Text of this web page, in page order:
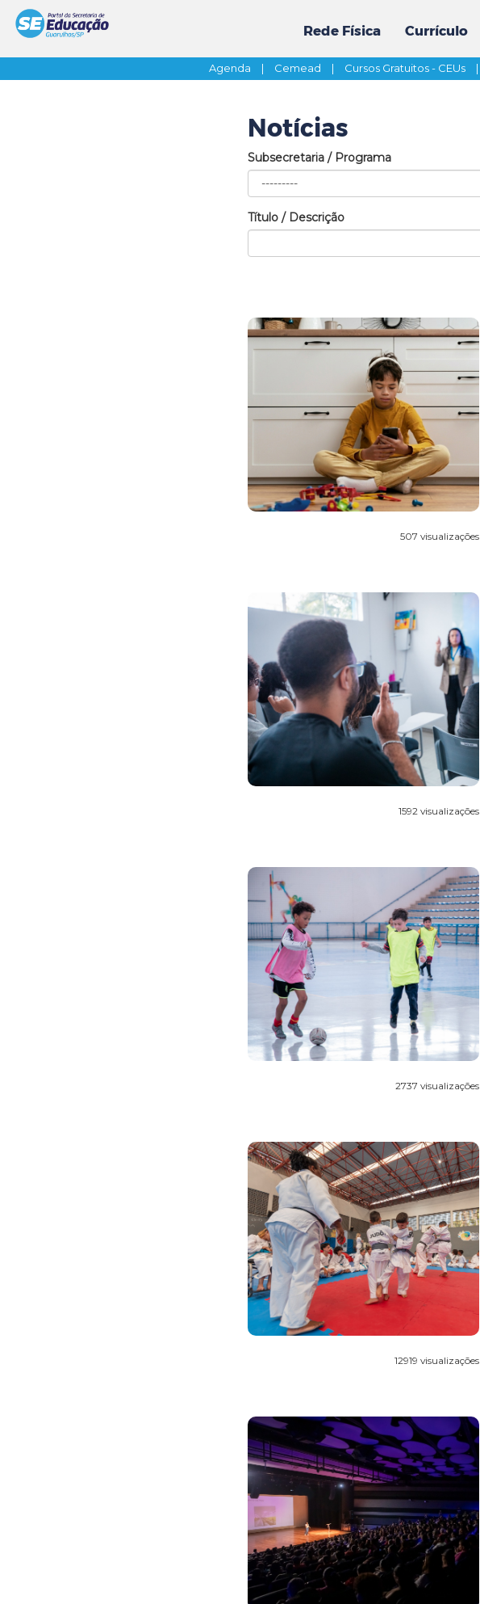
Rede Física Currículo
Agenda | Cemead | Cursos Gratuitos - CEUs |
Notícias
Subsecretaria / Programa
Título / Descrição
507 visualizações
1592 visualizações
2737 visualizações
12919 visualizações